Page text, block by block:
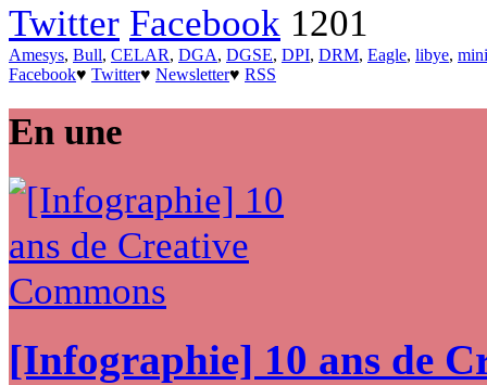
Twitter Facebook 1201
Amesys, Bull, CELAR, DGA, DGSE, DPI, DRM, Eagle, libye,
Facebook♥ Twitter♥ Newsletter♥ RSS
En une
[Infographie] 10 ans de